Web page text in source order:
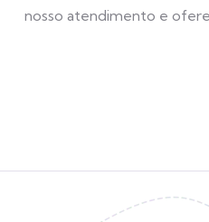
nosso atendimento e